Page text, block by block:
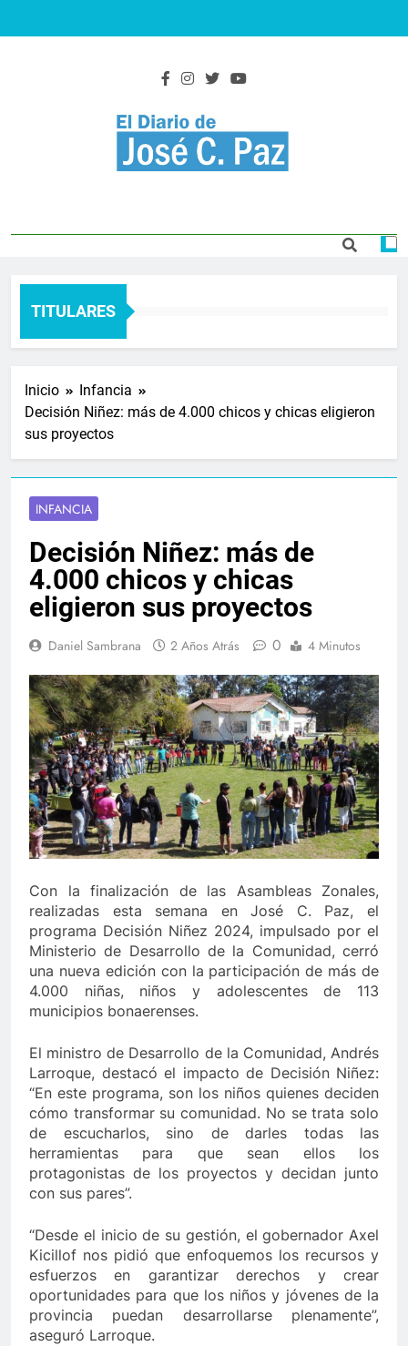
C. Paz
TITULARES
Inicio
Infancia
Decisión Niñez: más de 4.000 chicos y chicas eligieron
sus proyectos
INFANCIA
Decisión Niñez: más de
4.000 chicos y chicas
eligieron sus proyectos
Daniel Sambrana 2 Años Atrás 0 4 Minutos
Con la finalización de las Asambleas Zonales,
realizadas esta semana en José C. Paz, el
programa Decisión Niñez 2024, impulsado por el
Ministerio de Desarrollo de la Comunidad, cerró
una nueva edición con la participación de más de
4.000 niñas, niños y adolescentes de 113
municipios bonaerenses.
El ministro de Desarrollo de la Comunidad, Andrés
Larroque, destacó el impacto de Decisión Niñez:
“En este programa, son los niños quienes deciden
cómo transformar su comunidad. No se trata solo
de escucharlos, sino de darles todas las
herramientas para que sean ellos los
protagonistas de los proyectos y decidan junto
con sus pares”.
“Desde el inicio de su gestión, el gobernador Axel
Kicillof nos pidió que enfoquemos los recursos y
esfuerzos en garantizar derechos y crear
oportunidades para que los niños y jóvenes de la
provincia puedan desarrollarse plenamente”,
aseguró Larroque.